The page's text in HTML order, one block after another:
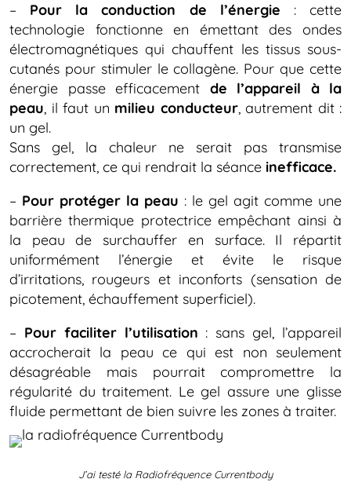
– Pour la conduction de l’énergie : cette
technologie fonctionne en émettant des ondes
électromagnétiques qui chauffent les tissus sous-
cutanés pour stimuler le collagène. Pour que cette
énergie passe efficacement de l’appareil à la
peau, il faut un milieu conducteur, autrement dit :
un gel.
Sans gel, la chaleur ne serait pas transmise
correctement, ce qui rendrait la séance inefficace.
– Pour protéger la peau : le gel agit comme une
barrière thermique protectrice empêchant ainsi à
la peau de surchauffer en surface. Il répartit
uniformément l’énergie et évite le risque
d’irritations, rougeurs et inconforts (sensation de
picotement, échauffement superficiel).
– Pour faciliter l’utilisation : sans gel, l’appareil
accrocherait la peau ce qui est non seulement
désagréable mais pourrait compromettre la
régularité du traitement. Le gel assure une glisse
fluide permettant de bien suivre les zones à traiter.
J’ai testé la Radiofréquence Currentbody